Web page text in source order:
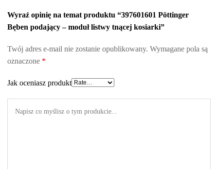
Wyraź opinię na temat produktu “397601601 Pöttinger
Bęben podający – moduł listwy tnącej kosiarki”
Twój adres e-mail nie zostanie opublikowany. Wymagane pola są
oznaczone *
Jak oceniasz produkt